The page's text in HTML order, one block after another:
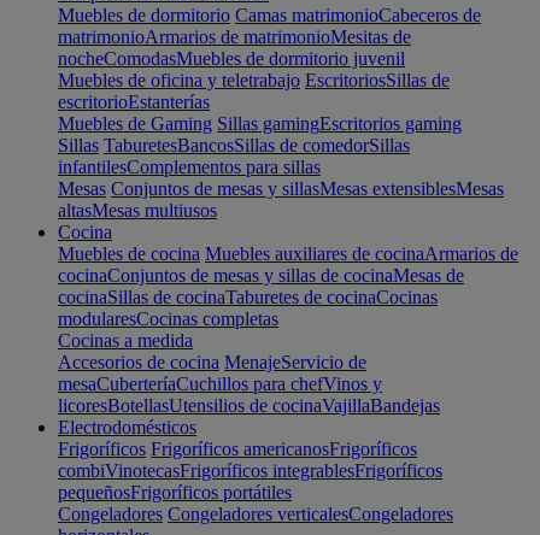
Muebles de dormitorio Camas matrimonioCabeceros de
matrimonioArmarios de matrimonioMesitas de
nocheComodasMuebles de dormitorio juvenil
Muebles de oficina y teletrabajo EscritoriosSillas de
escritorioEstanterías
Muebles de Gaming Sillas gamingEscritorios gaming
Sillas TaburetesBancosSillas de comedorSillas
infantilesComplementos para sillas
Mesas Conjuntos de mesas y sillasMesas extensiblesMesas
altasMesas multiusos
Cocina
Muebles de cocina Muebles auxiliares de cocinaArmarios de
cocinaConjuntos de mesas y sillas de cocinaMesas de
cocinaSillas de cocinaTaburetes de cocinaCocinas
modularesCocinas completas
Cocinas a medida
Accesorios de cocina MenajeServicio de
mesaCuberteríaCuchillos para chefVinos y
licoresBotellasUtensilios de cocinaVajillaBandejas
Electrodomésticos
Frigoríficos Frigoríficos americanosFrigoríficos
combiVinotecasFrigoríficos integrablesFrigoríficos
pequeñosFrigoríficos portátiles
Congeladores Congeladores verticalesCongeladores